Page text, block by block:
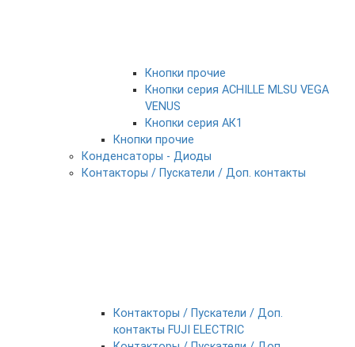
Кнопки прочие
Кнопки серия ACHILLE MLSU VEGA
VENUS
Кнопки серия АК1
Кнопки прочие
Конденсаторы - Диоды
Контакторы / Пускатели / Доп. контакты
Контакторы / Пускатели / Доп.
контакты FUJI ELECTRIC